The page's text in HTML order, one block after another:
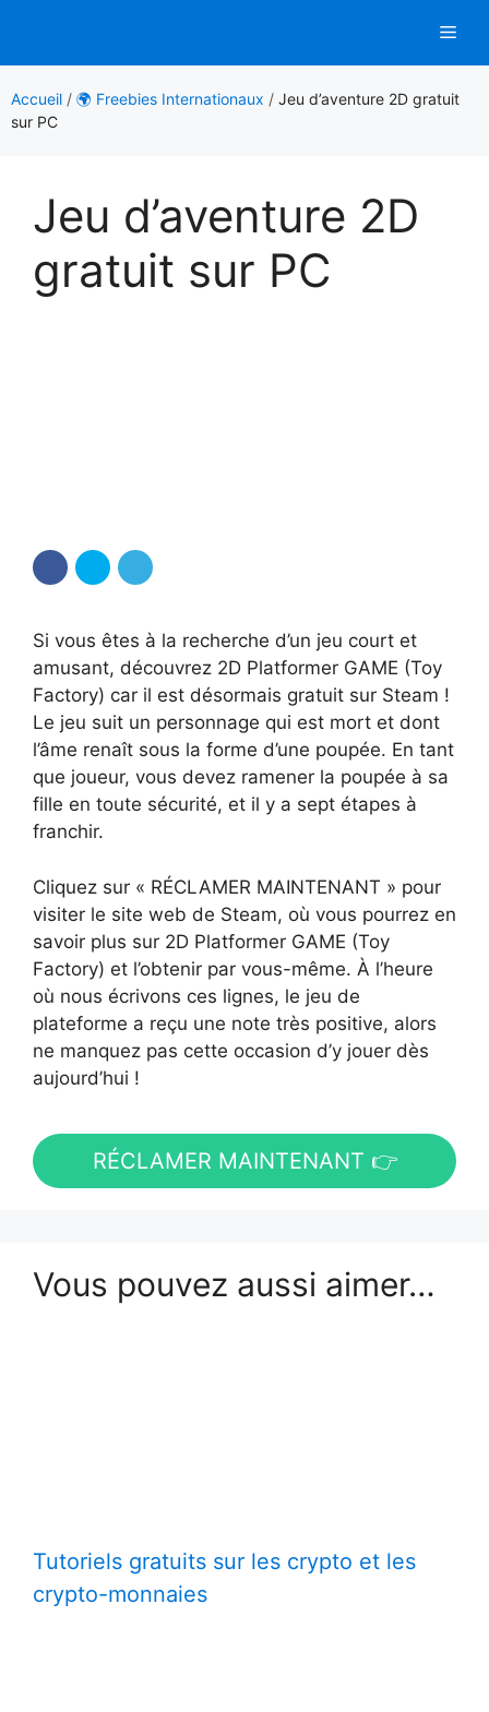
contenu
Accueil / 🌍 Freebies Internationaux / Jeu d’aventure 2D gratuit
sur PC
Jeu d’aventure 2D
gratuit sur PC
Si vous êtes à la recherche d’un jeu court et
amusant, découvrez 2D Platformer GAME (Toy
Factory) car il est désormais gratuit sur Steam !
Le jeu suit un personnage qui est mort et dont
l’âme renaît sous la forme d’une poupée. En tant
que joueur, vous devez ramener la poupée à sa
fille en toute sécurité, et il y a sept étapes à
franchir.
Cliquez sur « RÉCLAMER MAINTENANT » pour
visiter le site web de Steam, où vous pourrez en
savoir plus sur 2D Platformer GAME (Toy
Factory) et l’obtenir par vous-même. À l’heure
où nous écrivons ces lignes, le jeu de
plateforme a reçu une note très positive, alors
ne manquez pas cette occasion d’y jouer dès
aujourd’hui !
RÉCLAMER MAINTENANT 👉
Vous pouvez aussi aimer…
Tutoriels gratuits sur les crypto et les
crypto-monnaies